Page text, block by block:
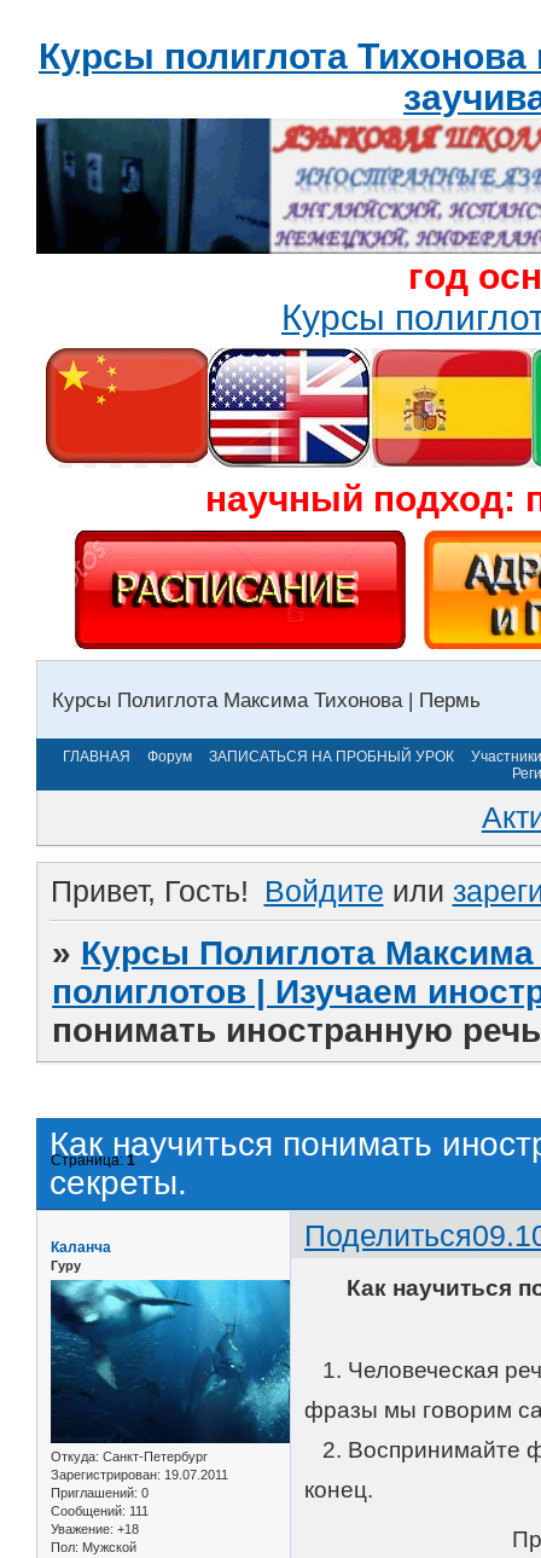
Курсы полиглота
год
Курсы
научный подход:
Курсы Полиглота Максима Тихонова | Пермь
ГЛАВНАЯ Форум ЗАПИСАТЬСЯ НА ПРОБНЫЙ УРОК
Участники
Привет, Гость! Войдите или
» Курсы Полиглота
полиглотов | Изучаем
понимать иностранную
Как научиться понимать
секреты.
Страница:1
Поделиться
Каланча
Гуру
Откуда: Санкт-Петербург
Зарегистрирован: 19.07.2011
Приглашений: 0
Сообщений: 111
Уважение: +18
Пол: Мужской
Как научиться
1. Человеческая
фразы мы говорим
2. Воспринимайте
конец.